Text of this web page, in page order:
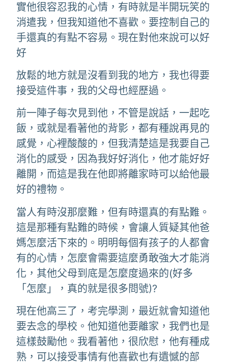
實他很容忍我的心情，有時就是半開玩笑的
消遣我，但我知道他不喜歡。要控制自己的
手還真的有點不容易。現在對他來說可以好
好
放鬆的地方就是沒看到我的地方，我也得要
接受這件事，我的父母也經歷過。
前一陣子每次見到他，不管是說話，一起吃
飯，或就是看著他的背影，都有種說再見的
感覺，心裡酸酸的，但我清楚這是我要自己
消化的感受，因為我好好消化，他才能好好
離開，而這是我在他即將離家時可以給他最
好的禮物。
當人有時沒那麼難，但有時還真的有點難。
這是那種有點難的時候，會讓人質疑其他爸
媽怎麼活下來的。明明每個有孩子的人都會
有的心情，怎麼會需要這麼勇敢強大才能消
化，其他父母到底是怎麼度過來的(好多
「怎麼」，真的就是很多問號)?
現在他高三了，考完學測，最近就會知道他
要去念的學校。他知道他要離家，我們也是
這樣鼓勵他。我看著他，很欣慰，他有種成
熟，可以接受事情有他喜歡也有遺憾的部